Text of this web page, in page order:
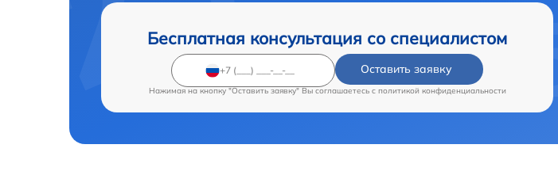
Бесплатная консультация со специалистом
Оставить заявку
Нажимая на кнопку "Оставить заявку" Вы соглашаетесь c политикой конфиденциальности